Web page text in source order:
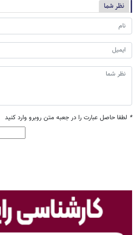
نظر شما
* لطفا حاصل عبارت را در جعبه متن روبرو وارد کنید